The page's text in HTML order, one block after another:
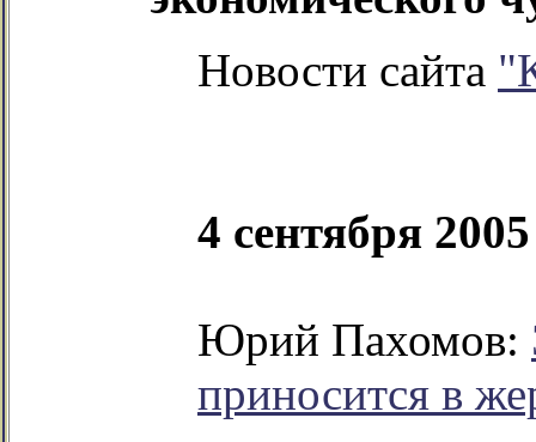
Новости сайта
4 сентября 2005
Юрий Пахомов:
приносится в